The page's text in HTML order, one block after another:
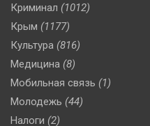
Криминал (1012)
Крым (1177)
Культура (816)
Медицина (8)
Мобильная связь (1)
Молодежь (44)
Налоги (2)